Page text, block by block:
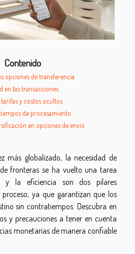
Contenido
opciones de transferencia
en las transacciones
y costos ocultos
de procesamiento
en opciones de envío
más globalizado, la necesidad de
fronteras se ha vuelto una tarea
y la eficiencia son dos pilares
ya que garantizan que los
sin contratiempos. Descubra en
y precauciones a tener en cuenta
monetarias de manera confiable